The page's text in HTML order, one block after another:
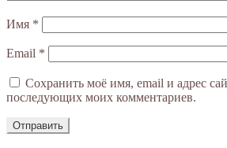
Имя *
Email *
Сохранить моё имя, email и адрес
последующих моих комментариев.